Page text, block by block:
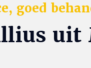
goed
uit